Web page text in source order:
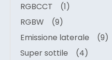
RGBCCT
(1)
RGBW
(9)
Emissione laterale
(9)
Super sottile
(4)